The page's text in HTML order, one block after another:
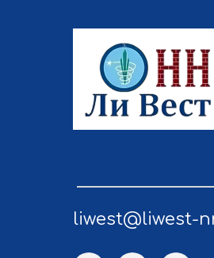
liwest@liwest-